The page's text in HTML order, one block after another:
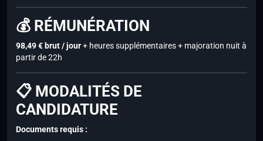
💰 RÉMUNÉRATION
98,49 € brut / jour+ heures supplémentaires + majoration nuit à
partir de 22h
📋 MODALITÉS DE
CANDIDATURE
Documents requis :